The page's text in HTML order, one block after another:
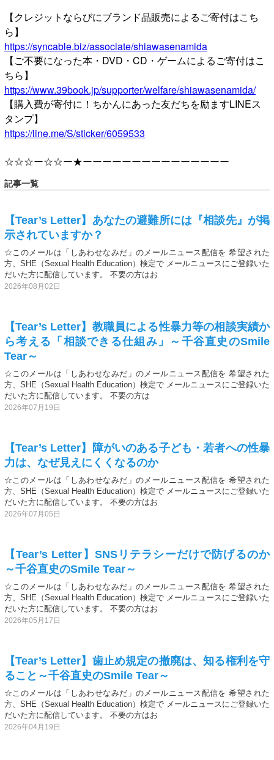
【クレジットならびにブランド品販売によるご寄付はこち
ら】
https://syncable.biz/associate/shiawasenamida
【ご不要になった本・DVD・CD・ゲームによるご寄付はこ
ちら】
https://www.39book.jp/supporter/welfare/shiawasenamida/
【購入費が寄付に！ちかんにあった友だちを励ますLINEス
タンプ】
https://line.me/S/sticker/6059533
☆☆☆ー☆☆ー★ーーーーーーーーーーーーーーー
記事一覧
【Tear’s Letter】あなたの避難所には『相談先』が掲
示されていますか？
☆このメールは「しあわせなみだ」のメールニュース配信を 希望された
方、SHE（Sexual Health Education）検定で メールニュースにご登録いた
だいた方に配信しています。 不要の方はお
2026年08月02日
【Tear’s Letter】教職員による性暴力等の相談実績か
ら考える「相談できる仕組み」～千谷直史のSmile
Tear～
☆このメールは「しあわせなみだ」のメールニュース配信を 希望された
方、SHE（Sexual Health Education）検定で メールニュースにご登録いた
だいた方に配信しています。 不要の方は
2026年07月19日
【Tear’s Letter】障がいのある子ども・若者への性暴
力は、なぜ見えにくくなるのか
☆このメールは「しあわせなみだ」のメールニュース配信を 希望された
方、SHE（Sexual Health Education）検定で メールニュースにご登録いた
だいた方に配信しています。 不要の方はお
2026年07月05日
【Tear’s Letter】SNSリテラシーだけで防げるのか
～千谷直史のSmile Tear～
☆このメールは「しあわせなみだ」のメールニュース配信を 希望された
方、SHE（Sexual Health Education）検定で メールニュースにご登録いた
だいた方に配信しています。 不要の方はお
2026年05月17日
【Tear’s Letter】歯止め規定の撤廃は、知る権利を守
ること～千谷直史のSmile Tear～
☆このメールは「しあわせなみだ」のメールニュース配信を 希望された
方、SHE（Sexual Health Education）検定で メールニュースにご登録いた
だいた方に配信しています。 不要の方はお
2026年04月19日